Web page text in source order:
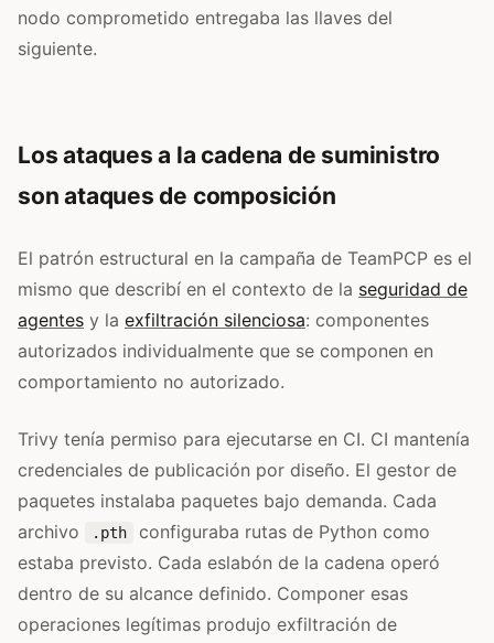
nodo comprometido entregaba las llaves del
siguiente.
Los ataques a la cadena de suministro
son ataques de composición
El patrón estructural en la campaña de TeamPCP es el
mismo que describí en el contexto de la seguridad de
agentes y la exfiltración silenciosa: componentes
autorizados individualmente que se componen en
comportamiento no autorizado.
Trivy tenía permiso para ejecutarse en CI. CI mantenía
credenciales de publicación por diseño. El gestor de
paquetes instalaba paquetes bajo demanda. Cada
archivo
.pth
configuraba rutas de Python como
estaba previsto. Cada eslabón de la cadena operó
dentro de su alcance definido. Componer esas
operaciones legítimas produjo exfiltración de